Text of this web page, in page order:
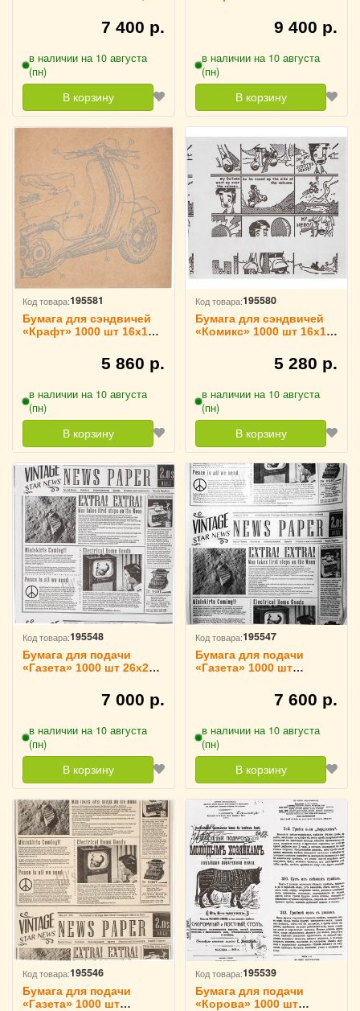
7 400 р.
в наличии на 10 августа
(пн)
В корзину
9 400 р.
в наличии на 10 августа
(пн)
В корзину
Код товара:195581
Бумага для сэндвичей
«Крафт» 1000 шт 16х16
5 860 р.
в наличии на 10 августа
(пн)
В корзину
Код товара:195580
Бумага для сэндвичей
«Комикс» 1000 шт 16х16
5 280 р.
в наличии на 10 августа
(пн)
В корзину
Код товара:195548
Бумага для подачи
«Газета» 1000 шт 26х26
7 000 р.
в наличии на 10 августа
(пн)
В корзину
Код товара:195547
Бумага для подачи
«Газета» 1000 шт
7 600 р.
в наличии на 10 августа
(пн)
В корзину
Код товара:195546
Бумага для подачи
«Газета» 1000 шт
Код товара:195539
Бумага для подачи
«Корова» 1000 шт